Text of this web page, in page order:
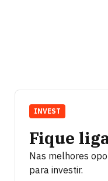
Fique
Nas melhores
para investir.
INVEST